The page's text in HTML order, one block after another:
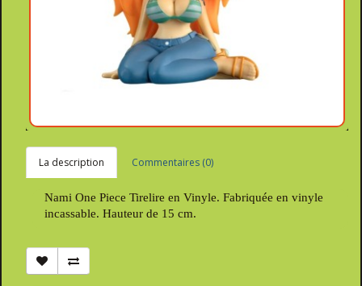
La description Commentaires (0)
Nami One Piece Tirelire en Vinyle. Fabriquée en vinyle
incassable. Hauteur de 15 cm.